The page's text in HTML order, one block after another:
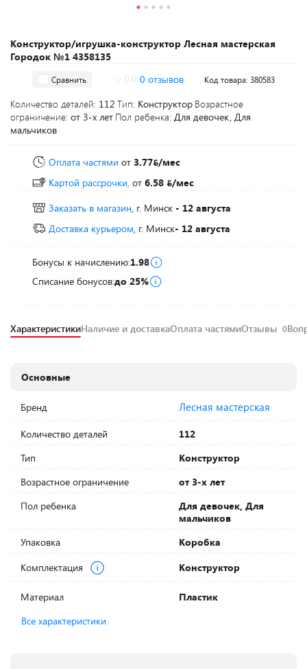
Конструктор/игрушка-конструктор Лесная мастерская
Городок №1 4358135
Сравнить 0 отзывов Код товара: 380583
Количество деталей: 112 Тип: Конструктор Возрастное
ограничение: от 3-х лет Пол ребенка: Для девочек, Для
мальчиков
Оплата частями от 3.77 /мес
Картой рассрочки, от 6.58
/мес
Заказать в магазин, г. Минск - 12 августа
Доставка курьером, г. Минск- 12 августа
Бонусы к начислению:1.98
Списание бонусов:до 25%
ХарактеристикиНаличие и доставкаОплата частямиОтзывы 0
Основные
Бренд Лесная мастерская
Количество деталей
112
Тип
Конструктор
Возрастное ограничение
от 3-х лет
Пол ребенка
Для девочек, Для
мальчиков
Упаковка
Коробка
Комплектация
Конструктор
Материал
Пластик
Все характеристики